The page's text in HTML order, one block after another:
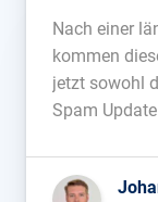
Nach einer
kommen
jetzt sowohl
Spam